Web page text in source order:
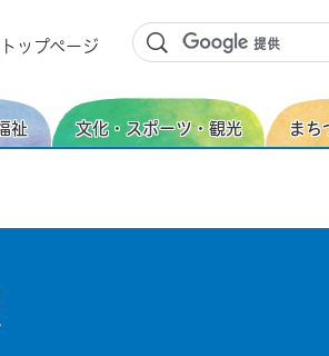
トップページ
祉 文化・スポーツ・観光 まち